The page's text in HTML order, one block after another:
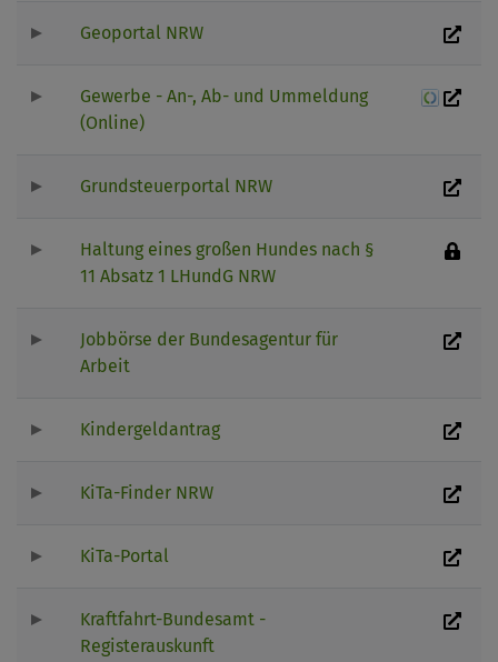
Geoportal NRW
Gewerbe - An-, Ab- und Ummeldung
(Online)
Grundsteuerportal NRW
Haltung eines großen Hundes nach §
11 Absatz 1 LHundG NRW
Jobbörse der Bundesagentur für
Arbeit
Kindergeldantrag
KiTa-Finder NRW
KiTa-Portal
Kraftfahrt-Bundesamt -
Registerauskunft